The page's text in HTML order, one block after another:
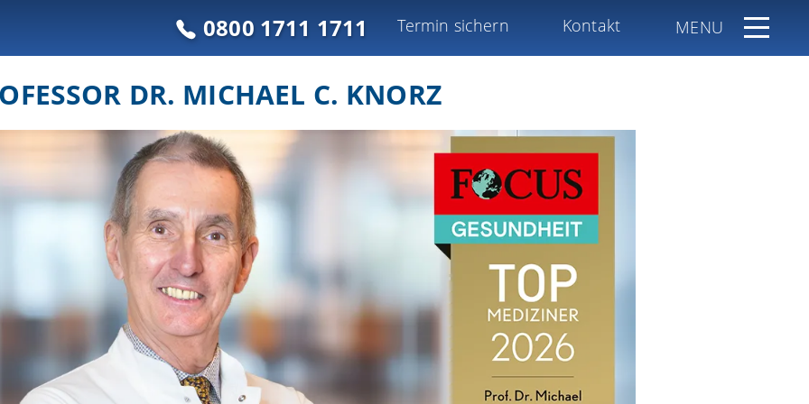
0800 1711 1711 Termin sichern Kontakt MENU
DR. MICHAEL C. KNORZ